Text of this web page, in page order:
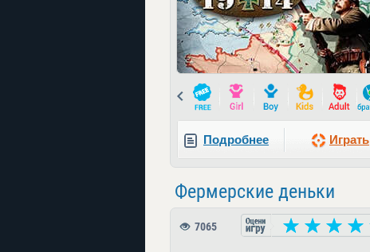
Prev
Подробнее Играть
Фермерские деньки
7065